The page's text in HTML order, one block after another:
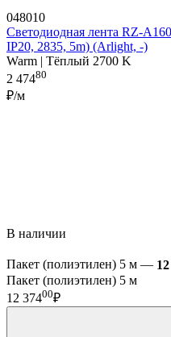
048010
Светодиодная лента RZ-
IP20, 2835, 5m) (Arlight, -)
Warm | Тёплый 2700 K
2 47480
₽/м
В наличии
Пакет (полиэтилен) 5 м —
Пакет (полиэтилен) 5 м
12 37400₽